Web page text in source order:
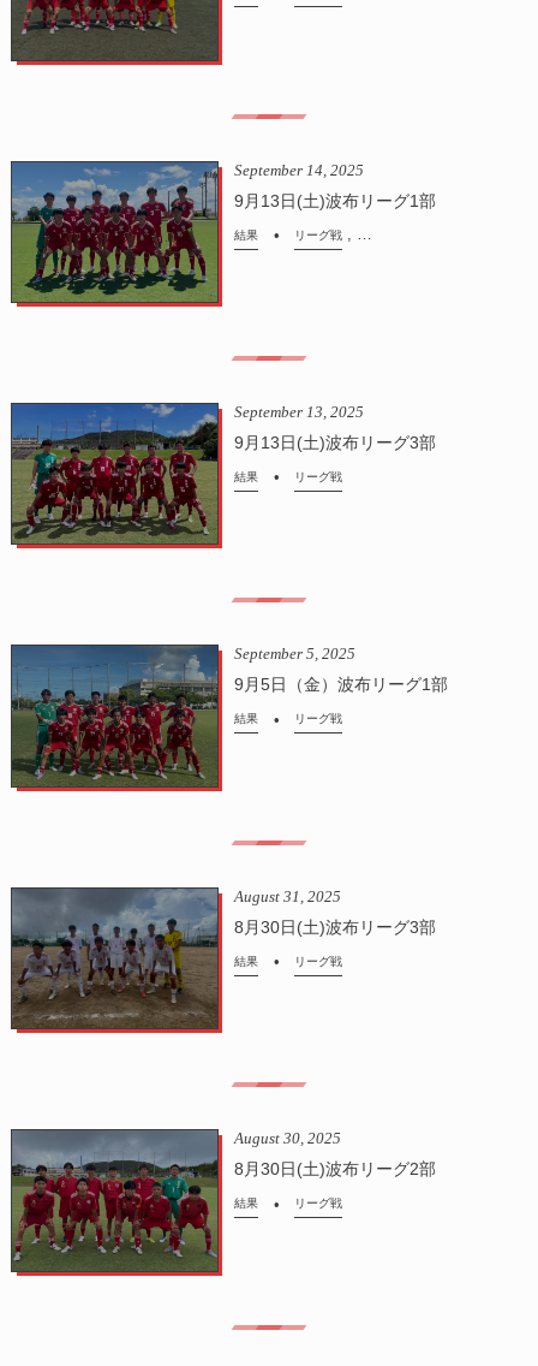
September 14 ,2025
9月13日(土)波布リーグ1部
結果 リーグ戦
September 13 ,2025
9月13日(土)波布リーグ3部
結果 リーグ戦
September 5,2025
9月5日（金）波布リーグ1部
結果 リーグ戦
August 31 ,2025
8月30日(土)波布リーグ3部
結果 リーグ戦
August 30,2025
8月30日(土)波布リーグ2部
結果 リーグ戦